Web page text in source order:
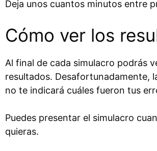
Deja unos cuantos minutos entre
Cómo ver los
Al final de cada simulacro podrás
resultados. Desafortunadamente,
no te indicará cuáles fueron tus
Puedes presentar el simulacro
quieras.